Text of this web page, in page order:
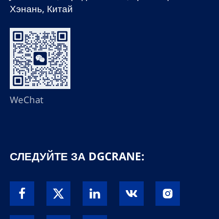
Хэнань, Китай
WeChat
СЛЕДУЙТЕ ЗА DGCRANE: